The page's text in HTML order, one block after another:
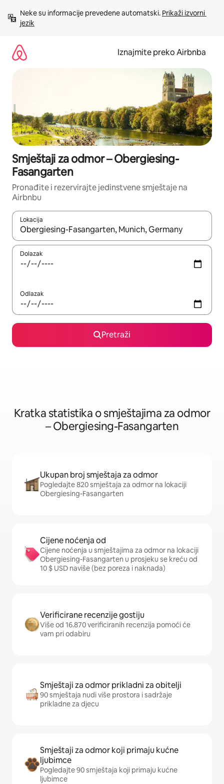
sadržaj
Neke su informacije prevedene automatski. Prikaži izvorni
jezik
Iznajmite preko Airbnba
Smještaji za odmor – Obergiesing-
Fasangarten
Pronađite i rezervirajte jedinstvene smještaje na
Airbnbu
Lokacija
Kada budu dostupni rezultati, moći ćete ih pregledati
Dolazak
Odlazak
Pretraži
Kratka statistika o smještajima za odmor
– Obergiesing-Fasangarten
Ukupan broj smještaja za odmor
Pogledajte 820 smještaja za odmor na lokaciji
Obergiesing-Fasangarten
Cijene noćenja od
Cijene noćenja u smještajima za odmor na lokaciji
Obergiesing-Fasangarten u prosjeku se kreću od
10 $ USD naviše (bez poreza i naknada)
Verificirane recenzije gostiju
Više od 16.870 verificiranih recenzija pomoći će
vam pri odabiru
Smještaji za odmor prikladni za obitelji
90 smještaja nudi više prostora i sadržaje
prikladne za djecu
Smještaji za odmor koji primaju kućne
ljubimce
Pogledajte 90 smještaja koji primaju kućne
ljubimce